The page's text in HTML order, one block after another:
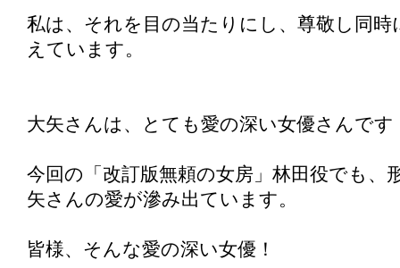
私は、それを目の当たりにし、尊敬し同時
えています。
大矢さんは、とても愛の深い女優さんです
今回の「改訂版無頼の女房」林田役でも、
矢さんの愛が滲み出ています。
皆様、そんな愛の深い女優！